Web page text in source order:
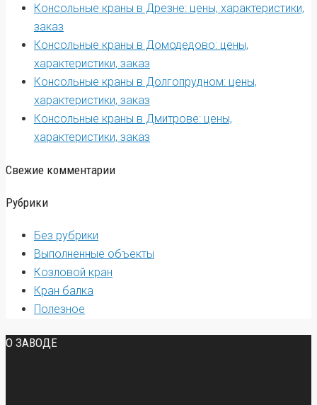
Консольные краны в Дрезне: цены, характеристики,
заказ
Консольные краны в Домодедово: цены,
характеристики, заказ
Консольные краны в Долгопрудном: цены,
характеристики, заказ
Консольные краны в Дмитрове: цены,
характеристики, заказ
Свежие комментарии
Рубрики
Без рубрики
Выполненные объекты
Козловой кран
Кран балка
Полезное
О ЗАВОДЕ